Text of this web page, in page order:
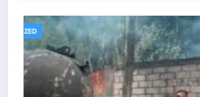
ENTRETENIMIENTO UNCATEGORIZED